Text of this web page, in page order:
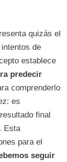
quizás el
de
establece
predecir
comprenderlo
es
final
Esta
para el
seguir